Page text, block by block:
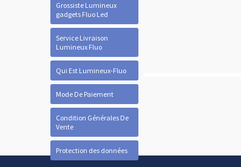
Grossiste Lumineux
gadgets Fluo Led
Service Livraison
Lumineux Fluo
Qui Est Lumineux-Fluo
Mode De Paiement
Condition Générales De
Vente
Protection des données